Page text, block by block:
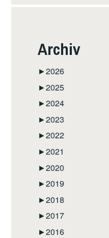
Archiv
►2026
►2025
►2024
►2023
►2022
►2021
►2020
►2019
►2018
►2017
►2016